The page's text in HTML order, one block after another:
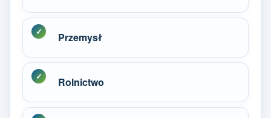
Przemysł
Rolnictwo